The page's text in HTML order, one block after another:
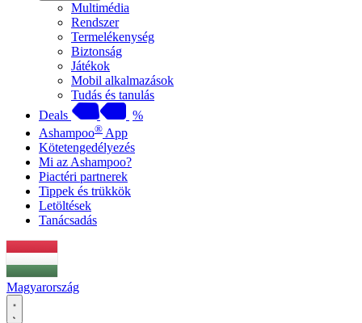
Multimédia
Rendszer
Termelékenység
Biztonság
Játékok
Mobil alkalmazások
Tudás és tanulás
Deals
%
Ashampoo® App
Kötetengedélyezés
Mi az Ashampoo?
Piactéri partnerek
Tippek és trükkök
Letöltések
Tanácsadás
Magyarország